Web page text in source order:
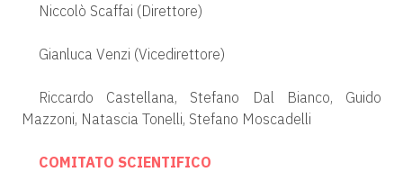
Niccolò Scaffai (Direttore)
Gianluca Venzi (Vicedirettore)
Riccardo Castellana, Stefano Dal Bianco, Guido
Mazzoni, Natascia Tonelli, Stefano Moscadelli
COMITATO SCIENTIFICO